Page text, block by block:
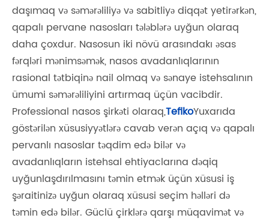
daşımaq və səmərəliliyə və sabitliyə diqqət yetirərkən,
qapalı pervane nasosları tələblərə uyğun olaraq
daha çoxdur. Nasosun iki növü arasındakı əsas
fərqləri mənimsəmək, nasos avadanlıqlarının
rasional tətbiqinə nail olmaq və sənaye istehsalının
ümumi səmərəliliyini artırmaq üçün vacibdir.
Professional nasos şirkəti olaraq,TefikoYuxarıda
göstərilən xüsusiyyətlərə cavab verən açıq və qapalı
pervanlı nasoslar təqdim edə bilər və
avadanlıqların istehsal ehtiyaclarına dəqiq
uyğunlaşdırılmasını təmin etmək üçün xüsusi iş
şəraitinizə uyğun olaraq xüsusi seçim həlləri də
təmin edə bilər. Güclü çirklərə qarşı müqavimət və